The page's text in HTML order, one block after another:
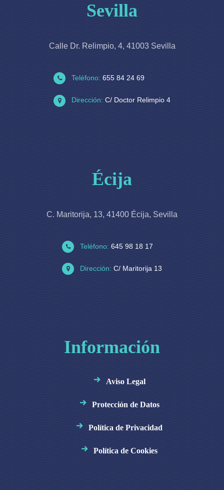
Sevilla
Calle Dr. Relimpio, 4, 41003 Sevilla
Teléfono: 655 84 24 69
Dirección: C/ Doctor Relimpio 4
Écija
C. Maritorija, 13, 41400 Écija, Sevilla
Teléfono: 645 98 18 17
Dirección: C/ Maritorija 13
Información
Aviso Legal
Protección de Datos
Política de Privacidad
Política de Cookies